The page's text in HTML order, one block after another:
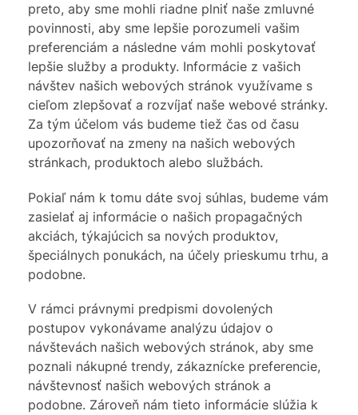
preto, aby sme mohli riadne plniť naše zmluvné
povinnosti, aby sme lepšie porozumeli vašim
preferenciám a následne vám mohli poskytovať
lepšie služby a produkty. Informácie z vašich
návštev našich webových stránok využívame s
cieľom zlepšovať a rozvíjať naše webové stránky.
Za tým účelom vás budeme tiež čas od času
upozorňovať na zmeny na našich webových
stránkach, produktoch alebo službách.
Pokiaľ nám k tomu dáte svoj súhlas, budeme vám
zasielať aj informácie o našich propagačných
akciách, týkajúcich sa nových produktov,
špeciálnych ponukách, na účely prieskumu trhu, a
podobne.
V rámci právnymi predpismi dovolených
postupov vykonávame analýzu údajov o
návštevách našich webových stránok, aby sme
poznali nákupné trendy, zákaznícke preferencie,
návštevnosť našich webových stránok a
podobne. Zároveň nám tieto informácie slúžia k